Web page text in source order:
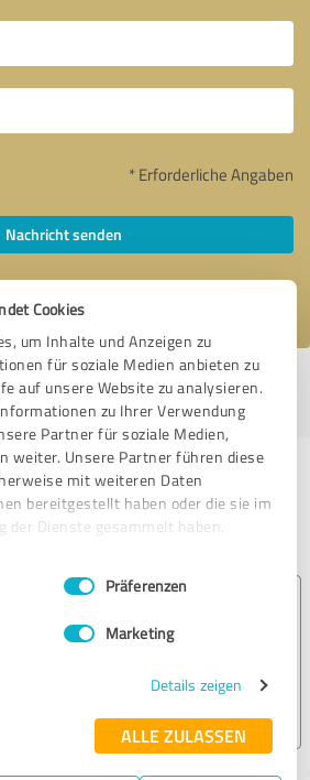
Cookies
um Inhalte und Anzeigen zu
für soziale Medien anbieten zu
auf unsere Website zu analysieren.
zu Ihrer Verwendung
Partner für soziale Medien,
weiter. Unsere Partner führen diese
mit weiteren Daten
bereitgestellt haben oder die sie im
der Dienste gesammelt haben.
Präferenzen
Marketing
Details zeigen
ALLE ZULASSEN
* Erforderliche Angaben
Nachricht senden
|Letzte Aktualisierung: 04.08.2026|Profil
melden
zu weiteren
aus dem Bereich